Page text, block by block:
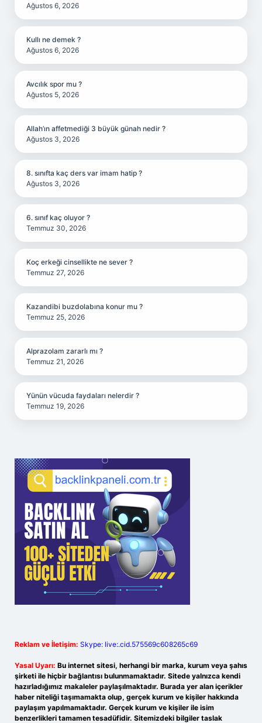
Ağustos 6, 2026
Kullı ne demek ?
Ağustos 6, 2026
Avcılık spor mu ?
Ağustos 5, 2026
Allah’ın affetmediği 3 büyük günah nedir ?
Ağustos 3, 2026
8. sınıfta kaç ders var imam hatip ?
Ağustos 3, 2026
6. sınıf kaç oluyor ?
Temmuz 30, 2026
Koç erkeği cinsellikte ne sever ?
Temmuz 27, 2026
Kazandibi buzdolabına konur mu ?
Temmuz 25, 2026
Alprazolam zararlı mı ?
Temmuz 21, 2026
Yünün vücuda faydaları nelerdir ?
Temmuz 19, 2026
Reklam ve İletişim: Skype: live:.cid.575569c608265c69
Yasal Uyarı: Bu internet sitesi, herhangi bir marka, kurum veya şahıs
şirketi ile hiçbir bağlantısı bulunmamaktadır. Sitede yalnızca kendi
hazırladığımız makaleler paylaşılmaktadır. Burada yer alan içerikler
haber niteliği taşımamakta olup, gerçek kurum ve kişiler hakkında
paylaşım yapılmamaktadır. Gerçek kurum ve kişiler ile isim
benzerlikleri tamamen tesadüfidir. Sitemizdeki bilgiler taslak